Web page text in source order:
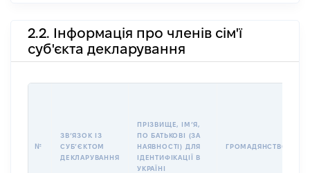
2.2. Інформація про членів сім'ї
суб'єкта декларування
№
ЗВʼЯЗОК ІЗ
СУБʼЄКТОМ
ДЕКЛАРУВАННЯ
ПРІЗВИЩЕ, ІМʼЯ,
ПО БАТЬКОВІ (ЗА
НАЯВНОСТІ) ДЛЯ
ІДЕНТИФІКАЦІЇ В
УКРАЇНІ
ГРОМАДЯНСТВО